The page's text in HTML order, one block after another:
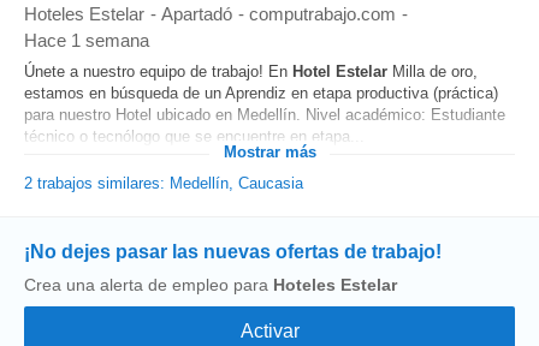
Hoteles Estelar - Apartadó - computrabajo.com -
Hace 1 semana
Únete a nuestro equipo de trabajo! En Hotel Estelar Milla de oro,
estamos en búsqueda de un Aprendiz en etapa productiva (práctica)
para nuestro Hotel ubicado en Medellín. Nivel académico: Estudiante
técnico o tecnólogo que se encuentre en etapa...
Mostrar más
2 trabajos similares: Medellín, Caucasia
¡No dejes pasar las nuevas ofertas de trabajo!
Crea una alerta de empleo para Hoteles Estelar